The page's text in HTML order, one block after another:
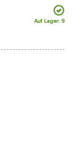
Auf Lager: 9